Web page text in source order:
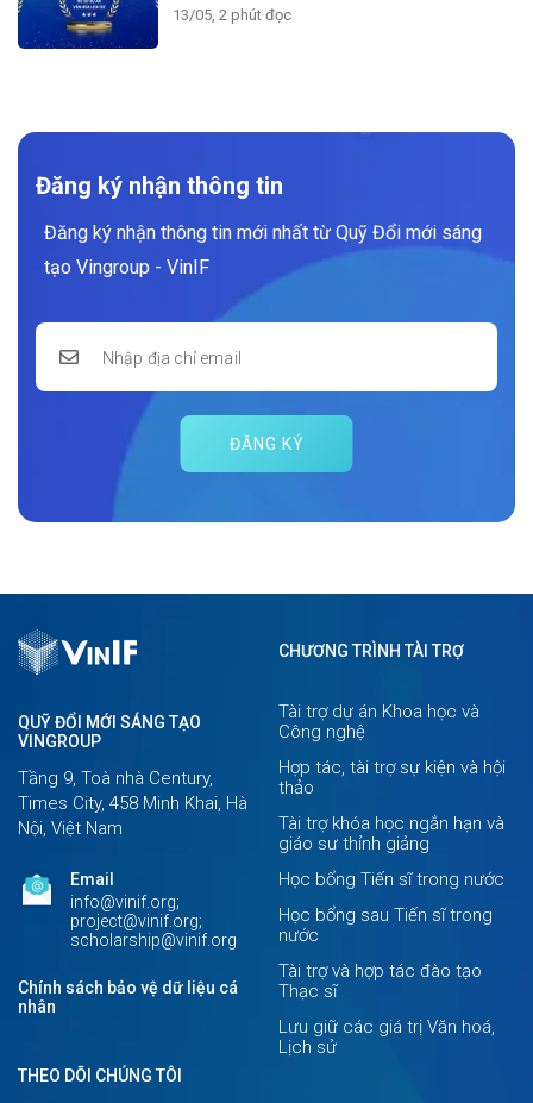
13/05, 2 phút đọc
Đăng ký nhận thông tin
Đăng ký nhận thông tin mới nhất từ Quỹ Đổi mới sáng
tạo Vingroup - VinIF
ĐĂNG KÝ
QUỸ ĐỔI MỚI SÁNG TẠO
VINGROUP
Tầng 9, Toà nhà Century,
Times City, 458 Minh Khai, Hà
Nội, Việt Nam
Email
info@vinif.org;
project@vinif.org;
scholarship@vinif.org
Chính sách bảo vệ dữ liệu cá
nhân
CHƯƠNG TRÌNH TÀI TRỢ
Tài trợ dự án Khoa học và
Công nghệ
Hợp tác, tài trợ sự kiện và hội
thảo
Tài trợ khóa học ngắn hạn và
giáo sư thỉnh giảng
Học bổng Tiến sĩ trong nước
Học bổng sau Tiến sĩ trong
nước
Tài trợ và hợp tác đào tạo
Thạc sĩ
Lưu giữ các giá trị Văn hoá,
Lịch sử
THEO DÕI CHÚNG TÔI